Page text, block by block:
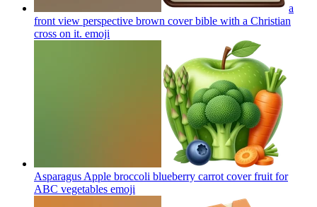
a
front view perspective brown cover bible with a Christian
cross on it. emoji
Asparagus Apple broccoli blueberry carrot cover fruit for
ABC vegetables emoji